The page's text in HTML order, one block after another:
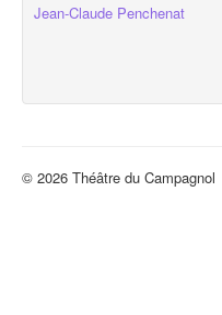
Jean-Claude Penchenat
© 2026 Théâtre du Campagnol